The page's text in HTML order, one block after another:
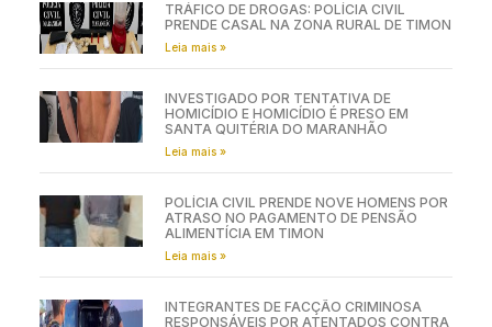
TRÁFICO DE DROGAS: POLÍCIA CIVIL
PRENDE CASAL NA ZONA RURAL DE TIMON
Leia mais »
INVESTIGADO POR TENTATIVA DE
HOMICÍDIO E HOMICÍDIO É PRESO EM
SANTA QUITÉRIA DO MARANHÃO
Leia mais »
POLÍCIA CIVIL PRENDE NOVE HOMENS POR
ATRASO NO PAGAMENTO DE PENSÃO
ALIMENTÍCIA EM TIMON
Leia mais »
INTEGRANTES DE FACÇÃO CRIMINOSA
RESPONSÁVEIS POR ATENTADOS CONTRA